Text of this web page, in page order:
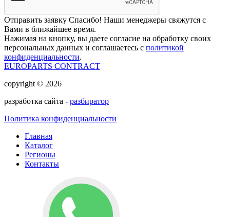
Отправить заявку Спасибо! Наши менеджеры свяжутся с
Вами в ближайшее время.
Нажимая на кнопку, вы даете согласие на обработку своих
персональных данных и соглашаетесь с политикой
конфиденциальности.
EUROPARTS CONTRACT
copyright © 2026
разработка сайта - разбиратор
Политика конфиденциальности
Главная
Каталог
Регионы
Контакты